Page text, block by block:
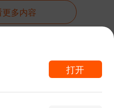
险提示，经营承压
，退市预警
司法拍卖，资产受
更多内容
电脑版
APP内打开
打开